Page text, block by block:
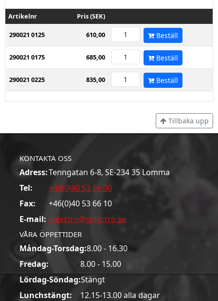
Artikelnr Pris (SEK)
290021 0125 610,00 Beställ
290021 0175 685,00 Beställ
290021 0225 835,00 Beställ
Tillbaka upp
KONTAKTA OSS
Adress:Tenngatan 6-8, SE-234 35 Lomma
Tel:
+46(0)40 53 66 00
Fax:
+46(0)40 53 66 10
E-mail: solectro@solectro.se
VÅRA ÖPPETTIDER
Måndag-Torsdag:8.00 - 16.30
Fredag:
8.00 - 15.00
Lördag-Söndag:Stängt
Lunchstängt:
12.15-13.00 alla dagar